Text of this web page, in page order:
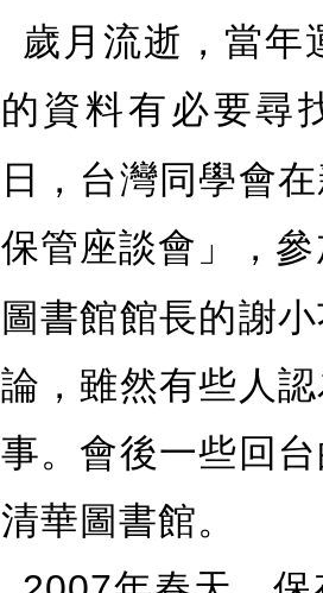
歲月流逝，當
的資料有必要尋
日，台灣同學會
保管座談會」，
圖書館館長的謝
論，雖然有些人
事。會後一些回
清華圖書館。